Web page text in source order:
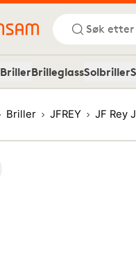
Søk
BrillerBrilleglassSolbriller
Briller JFREY JF Rey